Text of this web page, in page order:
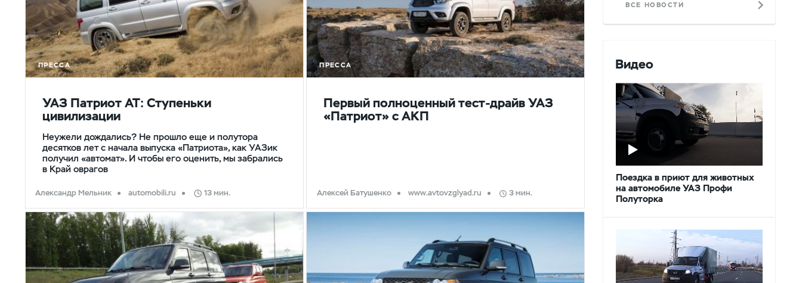
ПРЕССА
УАЗ Патриот АТ: Ступеньки
цивилизации
Неужели дождались? Не прошло еще и полутора
десятков лет с начала выпуска «Патриота», как УАЗик
получил «автомат». И чтобы его оценить, мы забрались
в Край оврагов
Александр Мельник automobili.ru 13 мин.
ПРЕССА
Первый полноценный тест-драйв УАЗ
«Патриот» с АКП
Алексей Батушенко www.avtovzglyad.ru 3 мин.
ВСЕ НОВОСТИ
Видео
Поездка в приют для животных
на автомобиле УАЗ Профи
Полуторка